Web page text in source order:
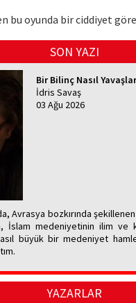
bu oyunda bir ciddiyet
SON YAZI
Bir Bilinç Nasıl
İdris Savaş
03 Ağu 2026
Avrasya bozkırında
İslam medeniyetinin ilim ve
büyük bir medeniyet
YAZARLAR